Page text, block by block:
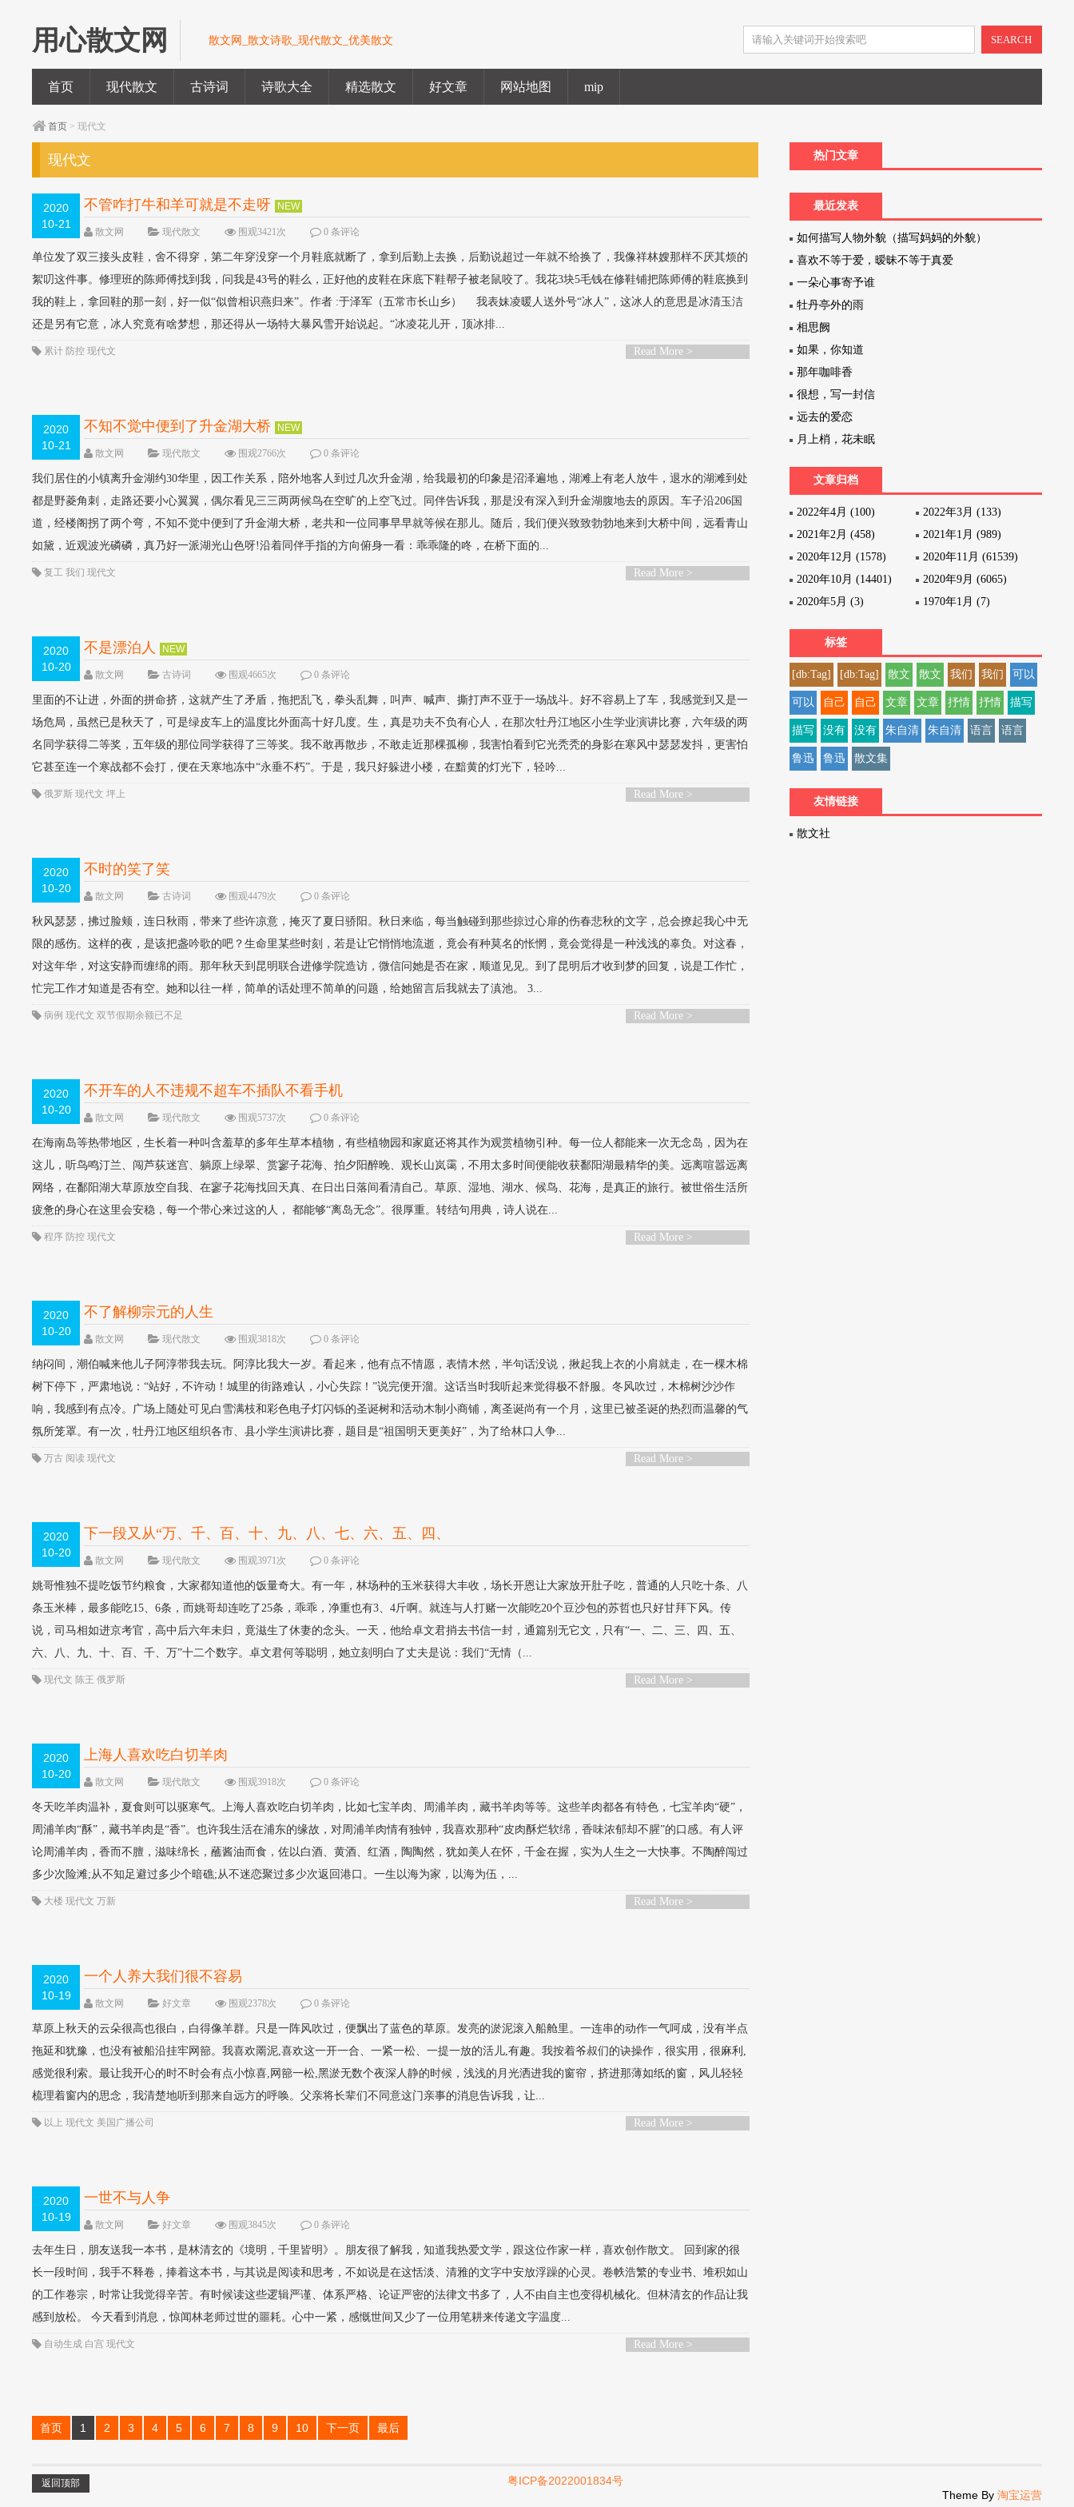
用心散文网 散文网_散文诗歌_现代散文_优美散文 SEARCH
首页 现代散文 古诗词 诗歌大全 精选散文 好文章 网站地图 mip
首页 > 现代文
现代文
2020
10-21
不管咋打牛和羊可就是不走呀 NEW
散文网 现代散文 围观3421次 0 条评论
单位发了双三接头皮鞋，舍不得穿，第二年穿没穿一个月鞋底就断了，拿到后勤上去换，后勤说超过一年就不给换了，我像祥林嫂那样不厌其烦的
絮叨这件事。修理班的陈师傅找到我，问我是43号的鞋么，正好他的皮鞋在床底下鞋帮子被老鼠咬了。我花3块5毛钱在修鞋铺把陈师傅的鞋底换到
我的鞋上，拿回鞋的那一刻，好一似“似曾相识燕归来”。作者 :于泽军（五常市长山乡） 我表妹凌暖人送外号“冰人”，这冰人的意思是冰清玉洁
还是另有它意，冰人究竟有啥梦想，那还得从一场特大暴风雪开始说起。“冰凌花儿开，顶冰排...
Read More >
累计 防控 现代文
2020
10-21
不知不觉中便到了升金湖大桥 NEW
散文网 现代散文 围观2766次 0 条评论
我们居住的小镇离升金湖约30华里，因工作关系，陪外地客人到过几次升金湖，给我最初的印象是沼泽遍地，湖滩上有老人放牛，退水的湖滩到处
都是野菱角刺，走路还要小心翼翼，偶尔看见三三两两候鸟在空旷的上空飞过。同伴告诉我，那是没有深入到升金湖腹地去的原因。车子沿206国
道，经楼阁拐了两个弯，不知不觉中便到了升金湖大桥，老共和一位同事早早就等候在那儿。随后，我们便兴致致勃勃地来到大桥中间，远看青山
如黛，近观波光磷磷，真乃好一派湖光山色呀!沿着同伴手指的方向俯身一看：乖乖隆的咚，在桥下面的...
Read More >
复工 我们 现代文
2020
10-20
不是漂泊人 NEW
散文网 古诗词 围观4665次 0 条评论
里面的不让进，外面的拼命挤，这就产生了矛盾，拖把乱飞，拳头乱舞，叫声、喊声、撕打声不亚于一场战斗。好不容易上了车，我感觉到又是一
场危局，虽然已是秋天了，可是绿皮车上的温度比外面高十好几度。生，真是功夫不负有心人，在那次牡丹江地区小生学业演讲比赛，六年级的两
名同学获得二等奖，五年级的那位同学获得了三等奖。我不敢再散步，不敢走近那棵孤柳，我害怕看到它光秃秃的身影在寒风中瑟瑟发抖，更害怕
它甚至连一个寒战都不会打，便在天寒地冻中“永垂不朽”。于是，我只好躲进小楼，在黯黄的灯光下，轻吟...
Read More >
俄罗斯 现代文 坪上
2020
10-20
不时的笑了笑
散文网 古诗词 围观4479次 0 条评论
秋风瑟瑟，拂过脸颊，连日秋雨，带来了些许凉意，掩灭了夏日骄阳。秋日来临，每当触碰到那些掠过心扉的伤春悲秋的文字，总会撩起我心中无
限的感伤。这样的夜，是该把盏吟歌的吧？生命里某些时刻，若是让它悄悄地流逝，竟会有种莫名的怅惘，竟会觉得是一种浅浅的辜负。对这春，
对这年华，对这安静而缠绵的雨。那年秋天到昆明联合进修学院造访，微信问她是否在家，顺道见见。到了昆明后才收到梦的回复，说是工作忙，
忙完工作才知道是否有空。她和以往一样，简单的话处理不简单的问题，给她留言后我就去了滇池。 3...
Read More >
病例 现代文 双节假期余额已不足
2020
10-20
不开车的人不违规不超车不插队不看手机
散文网 现代散文 围观5737次 0 条评论
在海南岛等热带地区，生长着一种叫含羞草的多年生草本植物，有些植物园和家庭还将其作为观赏植物引种。每一位人都能来一次无念岛，因为在
这儿，听鸟鸣汀兰、闯芦荻迷宫、躺原上绿翠、赏寥子花海、拍夕阳醉晚、观长山岚霭，不用太多时间便能收获鄱阳湖最精华的美。远离喧嚣远离
网络，在鄱阳湖大草原放空自我、在寥子花海找回天真、在日出日落间看清自己。草原、湿地、湖水、候鸟、花海，是真正的旅行。被世俗生活所
疲惫的身心在这里会安稳，每一个带心来过这的人， 都能够“离岛无念”。很厚重。转结句用典，诗人说在...
Read More >
程序 防控 现代文
2020
10-20
不了解柳宗元的人生
散文网 现代散文 围观3818次 0 条评论
纳闷间，潮伯喊来他儿子阿淳带我去玩。阿淳比我大一岁。看起来，他有点不情愿，表情木然，半句话没说，揪起我上衣的小肩就走，在一棵木棉
树下停下，严肃地说：“站好，不许动！城里的街路难认，小心失踪！”说完便开溜。这话当时我听起来觉得极不舒服。冬风吹过，木棉树沙沙作
响，我感到有点冷。广场上随处可见白雪满枝和彩色电子灯闪铄的圣诞树和活动木制小商铺，离圣诞尚有一个月，这里已被圣诞的热烈而温馨的气
氛所笼罩。有一次，牡丹江地区组织各市、县小学生演讲比赛，题目是“祖国明天更美好”，为了给林口人争...
Read More >
万古 阅读 现代文
2020
10-20
下一段又从“万、千、百、十、九、八、七、六、五、四、
散文网 现代散文 围观3971次 0 条评论
姚哥惟独不提吃饭节约粮食，大家都知道他的饭量奇大。有一年，林场种的玉米获得大丰收，场长开恩让大家放开肚子吃，普通的人只吃十条、八
条玉米棒，最多能吃15、6条，而姚哥却连吃了25条，乖乖，净重也有3、4斤啊。就连与人打赌一次能吃20个豆沙包的苏哲也只好甘拜下风。传
说，司马相如进京考官，高中后六年未归，竟滋生了休妻的念头。一天，他给卓文君捎去书信一封，通篇别无它文，只有“一、二、三、四、五、
六、八、九、十、百、千、万”十二个数字。卓文君何等聪明，她立刻明白了丈夫是说：我们“无情（...
Read More >
现代文 陈王 俄罗斯
2020
10-20
上海人喜欢吃白切羊肉
散文网 现代散文 围观3918次 0 条评论
冬天吃羊肉温补，夏食则可以驱寒气。上海人喜欢吃白切羊肉，比如七宝羊肉、周浦羊肉，藏书羊肉等等。这些羊肉都各有特色，七宝羊肉“硬”，
周浦羊肉“酥”，藏书羊肉是“香”。也许我生活在浦东的缘故，对周浦羊肉情有独钟，我喜欢那种“皮肉酥烂软绵，香味浓郁却不腥”的口感。有人评
论周浦羊肉，香而不膻，滋味绵长，蘸酱油而食，佐以白酒、黄酒、红酒，陶陶然，犹如美人在怀，千金在握，实为人生之一大快事。不陶醉闯过
多少次险滩;从不知足避过多少个暗礁;从不迷恋聚过多少次返回港口。一生以海为家，以海为伍，...
Read More >
大楼 现代文 万新
2020
10-19
一个人养大我们很不容易
散文网 好文章 围观2378次 0 条评论
草原上秋天的云朵很高也很白，白得像羊群。只是一阵风吹过，便飘出了蓝色的草原。发亮的淤泥滚入船舱里。一连串的动作一气呵成，没有半点
拖延和犹豫，也没有被船沿挂牢网篰。我喜欢罱泥,喜欢这一开一合、一紧一松、一提一放的活儿,有趣。我按着爷叔们的诀操作，很实用，很麻利,
感觉很利索。最让我开心的时不时会有点小惊喜,网篰一松,黑淤无数个夜深人静的时候，浅浅的月光洒进我的窗帘，挤进那薄如纸的窗，风儿轻轻
梳理着窗内的思念，我清楚地听到那来自远方的呼唤。父亲将长辈们不同意这门亲事的消息告诉我，让...
Read More >
以上 现代文 美国广播公司
2020
10-19
一世不与人争
散文网 好文章 围观3845次 0 条评论
去年生日，朋友送我一本书，是林清玄的《境明，千里皆明》。朋友很了解我，知道我热爱文学，跟这位作家一样，喜欢创作散文。 回到家的很
长一段时间，我手不释卷，捧着这本书，与其说是阅读和思考，不如说是在这恬淡、清雅的文字中安放浮躁的心灵。卷帙浩繁的专业书、堆积如山
的工作卷宗，时常让我觉得辛苦。有时候读这些逻辑严谨、体系严格、论证严密的法律文书多了，人不由自主也变得机械化。但林清玄的作品让我
感到放松。 今天看到消息，惊闻林老师过世的噩耗。心中一紧，感慨世间又少了一位用笔耕来传递文字温度...
Read More >
自动生成 白宫 现代文
首页 1 2 3 4 5 6 7 8 9 10 下一页 最后
热门文章
最近发表
如何描写人物外貌（描写妈妈的外貌）
喜欢不等于爱，暧昧不等于真爱
一朵心事寄予谁
牡丹亭外的雨
相思阙
如果，你知道
那年咖啡香
很想，写一封信
远去的爱恋
月上梢，花未眠
文章归档
2022年4月 (100)
2022年3月 (133)
2021年2月 (458)
2021年1月 (989)
2020年12月 (1578)
2020年11月 (61539)
2020年10月 (14401)
2020年9月 (6065)
2020年5月 (3)
1970年1月 (7)
标签
[db:Tag] [db:Tag] 散文 散文 我们 我们 可以
可以 自己 自己 文章 文章 抒情 抒情 描写
描写 没有 没有 朱自清 朱自清 语言 语言
鲁迅 鲁迅 散文集
友情链接
散文社
返回顶部
粤ICP备2022001834号
Theme By 淘宝运营